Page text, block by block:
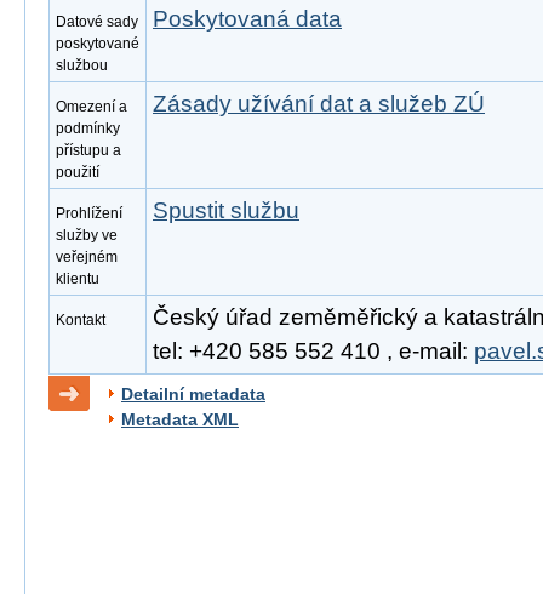
Datové sady
poskytované
službou
Poskytovaná data
Omezení a
podmínky
přístupu a
použití
Zásady užívání dat a služeb ZÚ
Prohlížení
služby ve
veřejném
klientu
Spustit službu
Kontakt
Český úřad zeměměřický a
tel: +420 585 552 410 , e-mail:
Detailní metadata
Metadata XML